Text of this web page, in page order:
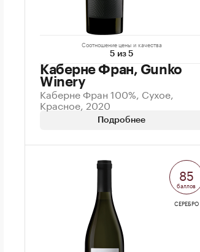
Соотношение цены и качества
5 из 5
Каберне Фран, Gunko
Winery
Каберне Фран 100%, Сухое,
Красное, 2020
Подробнее
85
баллов
СЕРЕБРО